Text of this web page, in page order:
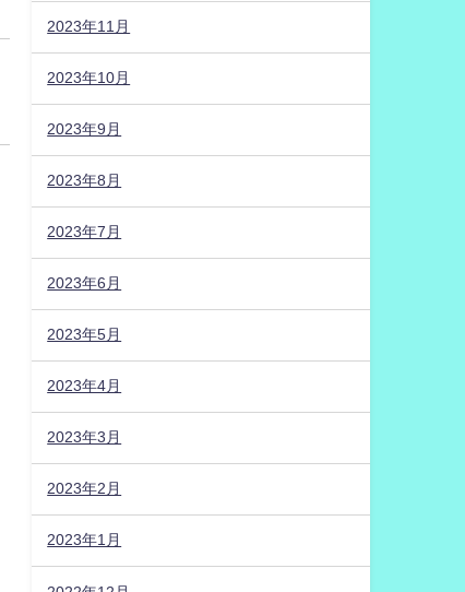
2023年11月
2023年10月
2023年9月
2023年8月
2023年7月
2023年6月
2023年5月
2023年4月
2023年3月
2023年2月
2023年1月